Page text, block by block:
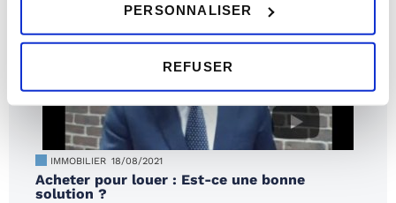
PERSONNALISER
REFUSER
IMMOBILIER 18/08/2021
Acheter pour louer : Est-ce une bonne
solution ?